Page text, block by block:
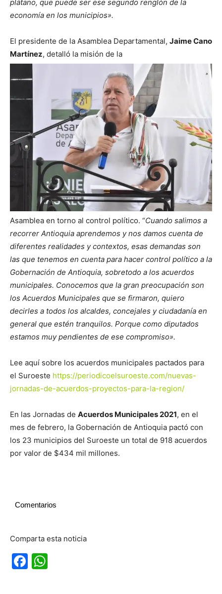
plátano, que puede ser ese segundo renglón de la
economía en los municipios».
El presidente de la Asamblea Departamental, Jaime Cano
Martínez, detalló la misión de la
Asamblea en torno al control político. “Cuando salimos a
recorrer Antioquia aprendemos y nos damos cuenta de
diferentes realidades y contextos, esas demandas son
las que tenemos en cuenta para hacer control político a la
Gobernación de Antioquia, sobretodo a los acuerdos
municipales. Conocemos que la gran preocupación son
los Acuerdos Municipales que se firmaron, quiero
decirles a todos los alcaldes, concejales y ciudadanía en
general que estén tranquilos. Porque como diputados
estamos muy pendientes de ese compromiso».
Lee aquí sobre los acuerdos municipales pactados para
el Suroeste https://periodicoelsuroeste.com/nuevas-
jornadas-de-acuerdos-proyectos-para-la-region/
En las Jornadas de Acuerdos Municipales 2021, en el
mes de febrero, la Gobernación de Antioquia pactó con
los 23 municipios del Suroeste un total de 918 acuerdos
por valor de $434 mil millones.
Comentarios
Comparta esta noticia
Facebook